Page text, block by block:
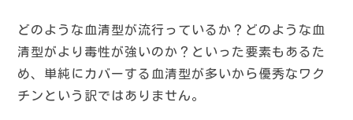
どのような血清型が流行っているか？どのような血
清型がより毒性が強いのか？といった要素もあるた
め、単純にカバーする血清型が多いから優秀なワク
チンという訳ではありません。